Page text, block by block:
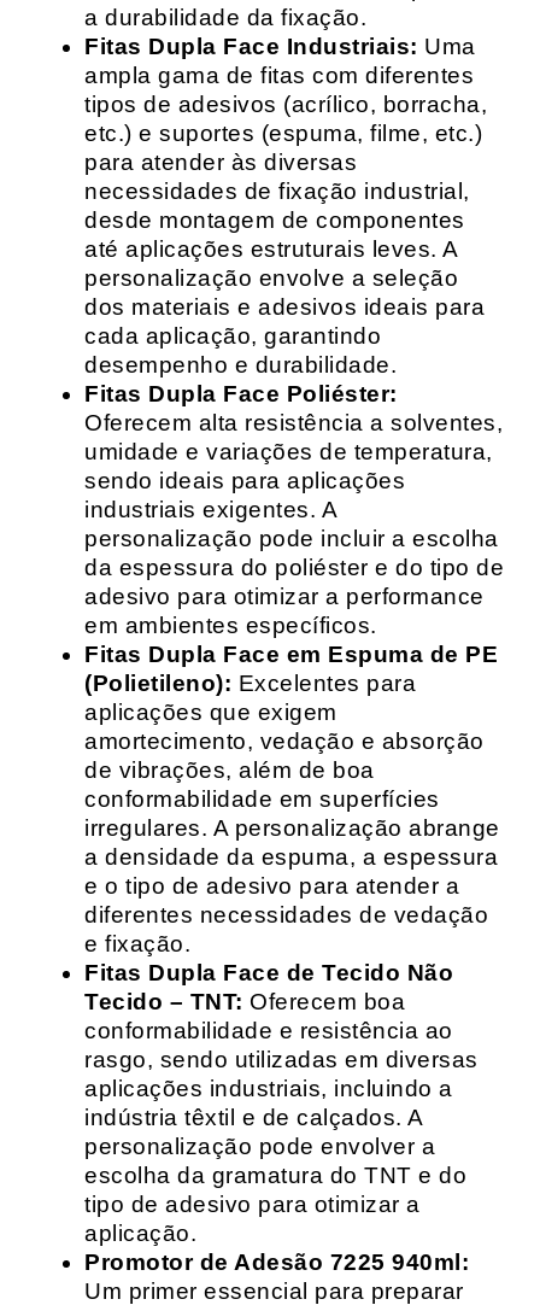
a durabilidade da fixação.
Fitas Dupla Face Industriais: Uma
ampla gama de fitas com diferentes
tipos de adesivos (acrílico, borracha,
etc.) e suportes (espuma, filme, etc.)
para atender às diversas
necessidades de fixação industrial,
desde montagem de componentes
até aplicações estruturais leves. A
personalização envolve a seleção
dos materiais e adesivos ideais para
cada aplicação, garantindo
desempenho e durabilidade.
Fitas Dupla Face Poliéster:
Oferecem alta resistência a solventes,
umidade e variações de temperatura,
sendo ideais para aplicações
industriais exigentes. A
personalização pode incluir a escolha
da espessura do poliéster e do tipo de
adesivo para otimizar a performance
em ambientes específicos.
Fitas Dupla Face em Espuma de PE
(Polietileno): Excelentes para
aplicações que exigem
amortecimento, vedação e absorção
de vibrações, além de boa
conformabilidade em superfícies
irregulares. A personalização abrange
a densidade da espuma, a espessura
e o tipo de adesivo para atender a
diferentes necessidades de vedação
e fixação.
Fitas Dupla Face de Tecido Não
Tecido – TNT: Oferecem boa
conformabilidade e resistência ao
rasgo, sendo utilizadas em diversas
aplicações industriais, incluindo a
indústria têxtil e de calçados. A
personalização pode envolver a
escolha da gramatura do TNT e do
tipo de adesivo para otimizar a
aplicação.
Promotor de Adesão 7225 940ml:
Um primer essencial para preparar